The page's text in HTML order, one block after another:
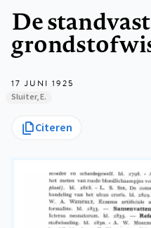
De
17 JUNI 1925
Sluiter, E.
Citeren